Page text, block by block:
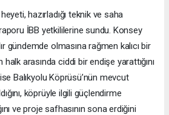
hazırladığı teknik ve saha
İBB yetkililerine sundu. Konsey
gündemde olmasına rağmen kalıcı bir
arasında ciddi bir endişe yarattığını
Balıkyolu Köprüsü’nün mevcut
köprüyle ilgili güçlendirme
ve proje safhasının sona erdiğini